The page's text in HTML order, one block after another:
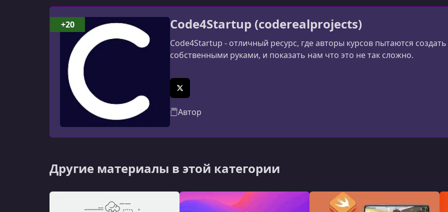
Code4Startup (coderealprojects)
Code4Startup - отличный ресурс, где авторы курсов пытаются
собственными руками, и показать нам что это не так сложно.
X (Twitter)
Автор
+20
Другие материалы в этой категории